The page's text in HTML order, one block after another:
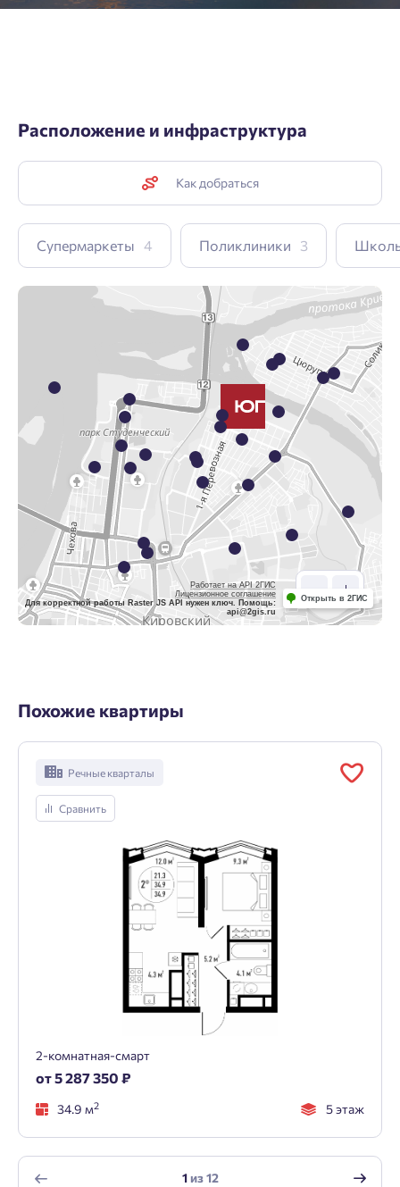
Расположение и инфраструктура
Как добраться
Супермаркеты 4 Поликлиники 3
Работает на API 2ГИС
Лицензионное соглашение
Для корректной работы Raster JS API нужен ключ. Помощь:
api@2gis.ru
Открыть в 2ГИС
Похожие квартиры
Речные кварталы
Сравнить
2-комнатная-смарт
от 5 287 350 ₽
34.9 м2 5 этаж
1из12